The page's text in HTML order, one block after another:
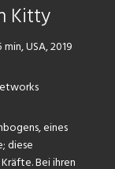
Kitty
USA, 2019
eines
diese
Bei ihren